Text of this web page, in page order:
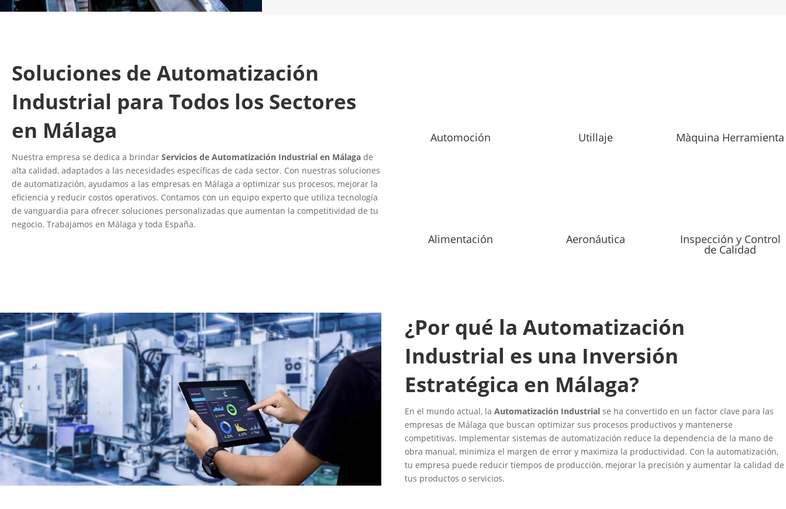
Soluciones de Automatización
Industrial para Todos los Sectores
en Málaga
Nuestra empresa se dedica a brindar Servicios de Automatización Industrial en Málaga de
alta calidad, adaptados a las necesidades específicas de cada sector. Con nuestras soluciones
de automatización, ayudamos a las empresas en Málaga a optimizar sus procesos, mejorar la
eficiencia y reducir costos operativos. Contamos con un equipo experto que utiliza tecnología
de vanguardia para ofrecer soluciones personalizadas que aumentan la competitividad de tu
negocio. Trabajamos en Málaga y toda España.
Automoción
Alimentación
Utillaje
Aeronáutica
Màquina Herramienta
Inspección y Control
de Calidad
¿Por qué la Automatización
Industrial es una Inversión
Estratégica en Málaga?
En el mundo actual, laAutomatización Industrial se ha convertido en un factor clave para las
empresas de Málaga que buscan optimizar sus procesos productivos y mantenerse
competitivas. Implementar sistemas de automatización reduce la dependencia de la mano de
obra manual, minimiza el margen de error y maximiza la productividad. Con la automatización,
tu empresa puede reducir tiempos de producción, mejorar la precisión y aumentar la calidad de
tus productos o servicios.